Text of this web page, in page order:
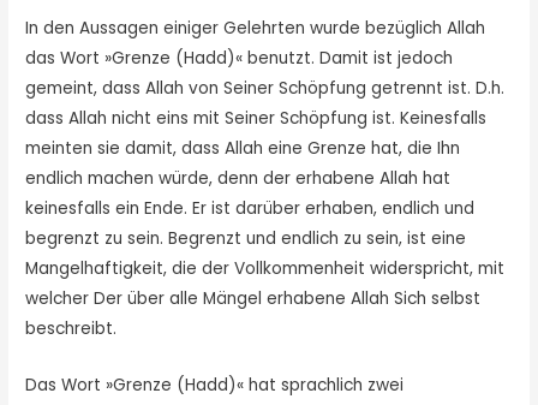
In den Aussagen einiger Gelehrten wurde bezüglich Allah
das Wort »Grenze (Hadd)« benutzt. Damit ist jedoch
gemeint, dass Allah von Seiner Schöpfung getrennt ist. D.h.
dass Allah nicht eins mit Seiner Schöpfung ist. Keinesfalls
meinten sie damit, dass Allah eine Grenze hat, die Ihn
endlich machen würde, denn der erhabene Allah hat
keinesfalls ein Ende. Er ist darüber erhaben, endlich und
begrenzt zu sein. Begrenzt und endlich zu sein, ist eine
Mangelhaftigkeit, die der Vollkommenheit widerspricht, mit
welcher Der über alle Mängel erhabene Allah Sich selbst
beschreibt.
Das Wort »Grenze (Hadd)« hat sprachlich zwei